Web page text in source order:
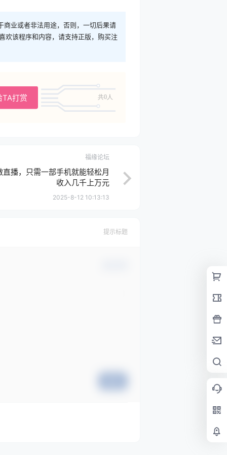
商业或者非法用途，否则，一切后果请
欢该程序和内容，请支持正版，购买注
TA打赏 共0人
福缘论坛
播，只需一部手机就能轻松月
收入几千上万元
2025-8-12 10:13:13
提示标题